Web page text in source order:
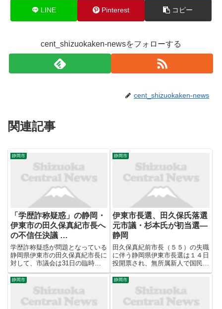
LINE Pinterest コピー
cent_shizuokaken-newsをフォローする
cent_shizuokaken-news
関連記事
静岡市
「学歴詐称疑惑」の静岡・
伊東市の田久保真紀市長へ
の不信任決議 …
学歴詐称疑惑が問題となっている
静岡県伊東市の田久保真紀市長に
対して、市議会は31日の臨時議
会で、不信任決議案を可決した。
9月に続く再度の可決となり、田
久保氏は地方自治法に基づき失職
することが決まった。田久保氏は
同日、自身のX（旧ツイッタ
静岡市
伊東市長選、田久保氏落選
元市議・杉本氏が初当選―
静岡
田久保真紀前市長（５５）の失職
に伴う静岡県伊東市長選は１４日
投開票され、無所属新人で国民民
主党県連が推薦する元市議の杉本
憲也氏（４３）が初当選を果た
し、田久保氏は落選した。田久保
氏の学歴詐称疑惑で混乱した市政
の立て直しが争点だった。投票率
静岡市 静岡市